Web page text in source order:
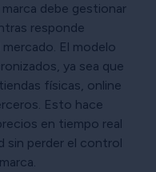
debe gestionar
responde
El modelo
ya sea que
físicas, online
Esto hace
en tiempo real
sin perder el control